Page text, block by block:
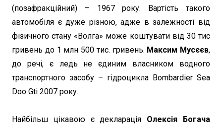
(позафракційний) – 1967 року. Вартість такого
автомобіля є дуже різною, адже в залежності від
фізичного стану «Волга» може коштувати від 30 тис
гривень до 1 млн 500 тис. гривень. Максим Мусєєв,
до речі, є ледь не єдиним власником водного
транспортного засобу – гідроцикла Bombardier Sea
Doo Gti 2007 року.
Найбільш цікавою є декларація Олексія Богача